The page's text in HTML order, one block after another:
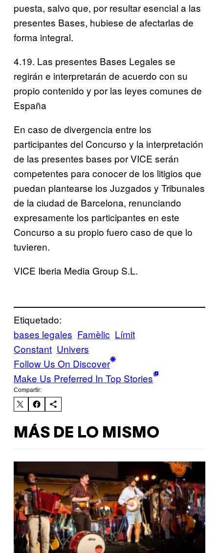
puesta, salvo que, por resultar esencial a las
presentes Bases, hubiese de afectarlas de
forma integral.
4.19. Las presentes Bases Legales se
regirán e interpretarán de acuerdo con su
propio contenido y por las leyes comunes de
España
En caso de divergencia entre los
participantes del Concurso y la interpretación
de las presentes bases por VICE serán
competentes para conocer de los litigios que
puedan plantearse los Juzgados y Tribunales
de la ciudad de Barcelona, renunciando
expresamente los participantes en este
Concurso a su propio fuero caso de que lo
tuvieren.
VICE Iberia Media Group S.L.
Etiquetado:
bases legales Famèlic Límit
Constant Univers
Follow Us On Discover
Make Us Preferred In Top Stories
Compartir:
MÁS DE LO MISMO